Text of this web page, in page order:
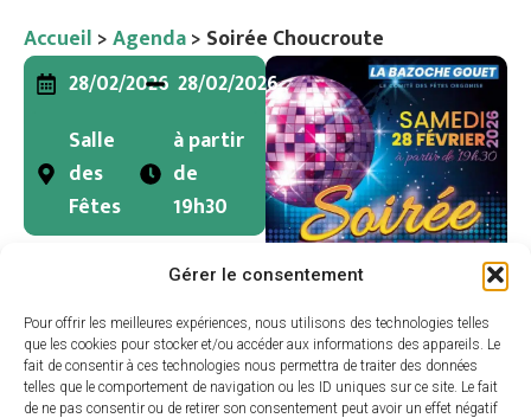
Gérer le consentement
Pour offrir les meilleures expériences, nous utilisons des technologies telles
que les cookies pour stocker et/ou accéder aux informations des appareils. Le
fait de consentir à ces technologies nous permettra de traiter des données
telles que le comportement de navigation ou les ID uniques sur ce site. Le fait
de ne pas consentir ou de retirer son consentement peut avoir un effet négatif
Accueil >Agenda> Soirée Choucroute
28/02/2026 28/02/2026
Salle
des
Fêtes
à partir
de
19h30
Samedi 28 Février à partir
de 19h30